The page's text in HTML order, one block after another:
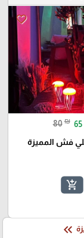
favorite_border
80 ₪ 65
فش المميزة
add_shopping_cart
keyboard_double_arrow_left